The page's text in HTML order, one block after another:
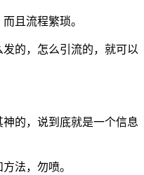
且流程繁琐。
的，怎么引流的，就可以
的，说到底就是一个信息
法，勿喷。